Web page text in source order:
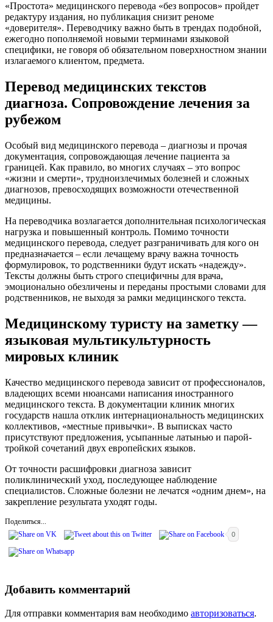
«Простота» медицинского перевода «без вопросов» пройдет
редактуру издания, но публикация снизит реноме
«доверителя». Переводчику важно быть в трендах подобной,
ежегодно пополняемой новыми терминами языковой
специфики, не говоря об обязательном поверхностном знании
излагаемого клиентом, предмета.
Перевод медицинских текстов
диагноза. Сопровождение лечения за
рубежом
Особый вид медицинского перевода – диагнозы и прочая
документация, сопровождающая лечение пациента за
границей. Как правило, во многих случаях – это вопрос
«жизни и смерти», трудноизлечимых болезней и сложных
диагнозов, превосходящих возможности отечественной
медицины.
На переводчика возлагается дополнительная психологическая
нагрузка и повышенный контроль. Помимо точности
медицинского перевода, следует разграничивать для кого он
предназначается – если лечащему врачу важна точность
формулировок, то родственники будут искать «надежду».
Тексты должны быть строго специфичны для врача,
эмоционально обезличены и переданы простыми словами для
родственников, не выходя за рамки медицинского текста.
Медицинскому туристу на заметку —
языковая мультикультурность
мировых клиник
Качество медицинского перевода зависит от профессионалов,
владеющих всеми нюансами написания иностранного
медицинского текста. В документации клиник многих
государств нашла отклик интернациональность медицинских
коллективов, «местные привычки». В выписках часто
присутствуют предложения, усыпанные латынью и парой-
тройкой сочетаний двух европейских языков.
От точности расшифровки диагноза зависит
поликлинический уход, последующее наблюдение
специалистов. Сложные болезни не лечатся «одним днем», на
закрепление результата уходят годы.
Поделиться...
0
Добавить комментарий
Для отправки комментария вам необходимо авторизоваться.